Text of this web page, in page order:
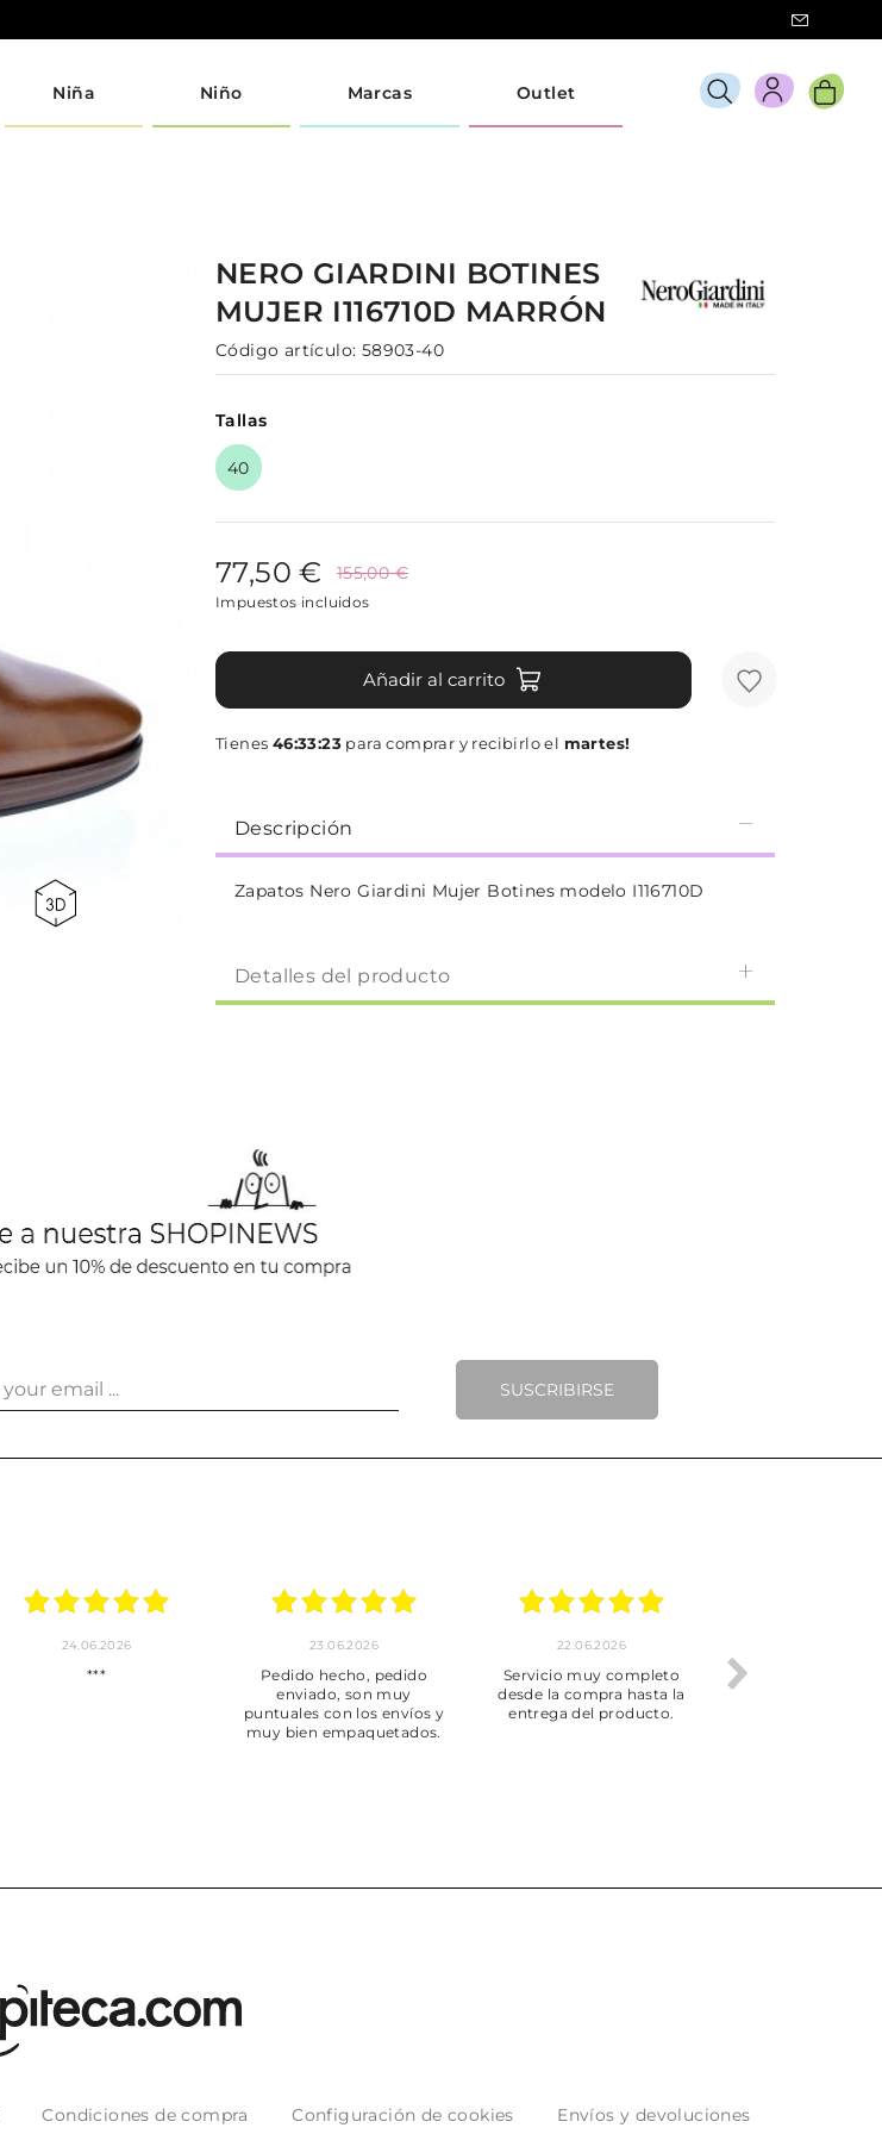
Niña Niño Marcas Outlet
NERO GIARDINI BOTINES
MUJER I116710D MARRÓN
Código artículo: 58903-40
Tallas
40
77,50 € 155,00 €
Impuestos incluidos
Añadir al carrito
Tienes 46:33:23 para comprar y recibirlo el martes!
Descripción
Zapatos Nero Giardini Mujer Botines modelo I116710D
Detalles del producto
SUSCRIBIRSE
24.06.2026
***
23.06.2026
Pedido hecho, pedido
enviado, son muy
puntuales con los envíos y
muy bien empaquetados.
22.06.2026
Servicio muy completo
desde la compra hasta la
entrega del producto.
Condiciones de compra Configuración de cookies Envíos y devoluciones